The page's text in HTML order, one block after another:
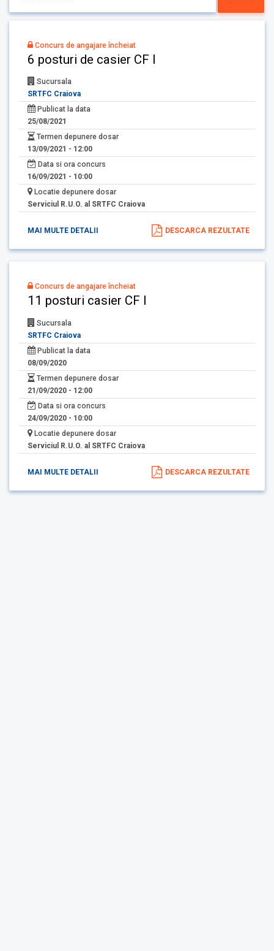
Concurs de angajare încheiat
6 posturi de casier CF I
Sucursala
SRTFC Craiova
Publicat la data
25/08/2021
Termen depunere dosar
13/09/2021 - 12:00
Data si ora concurs
16/09/2021 - 10:00
Locatie depunere dosar
Serviciul R.U.O. al SRTFC Craiova
MAI MULTE DETALII DESCARCA REZULTATE
Concurs de angajare încheiat
11 posturi casier CF I
Sucursala
SRTFC Craiova
Publicat la data
08/09/2020
Termen depunere dosar
21/09/2020 - 12:00
Data si ora concurs
24/09/2020 - 10:00
Locatie depunere dosar
Serviciul R.U.O. al SRTFC Craiova
MAI MULTE DETALII DESCARCA REZULTATE